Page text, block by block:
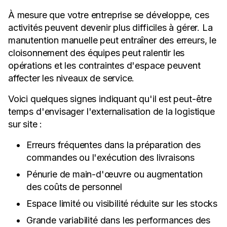
À mesure que votre entreprise se développe, ces
activités peuvent devenir plus difficiles à gérer. La
manutention manuelle peut entraîner des erreurs, le
cloisonnement des équipes peut ralentir les
opérations et les contraintes d'espace peuvent
affecter les niveaux de service.
Voici quelques signes indiquant qu'il est peut-être
temps d'envisager l'externalisation de la logistique
sur site :
Erreurs fréquentes dans la préparation des
commandes ou l'exécution des livraisons
Pénurie de main-d'œuvre ou augmentation
des coûts de personnel
Espace limité ou visibilité réduite sur les stocks
Grande variabilité dans les performances des